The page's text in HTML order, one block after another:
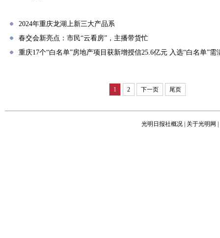
2024年重庆龙湖上新三大产品系
春交会新亮点：市民“云看房”，主播带货忙
重庆17个“白名单”房地产项目获新增授信25.6亿元 入选“白名单”
1 2 下一页 尾页
光明日报社概况 关于光明网